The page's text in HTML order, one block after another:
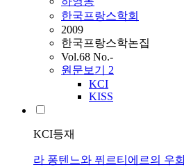
한국프랑스학회
2009
한국프랑스학논집
Vol.68 No.-
원문보기 2
KCI
KISS
KCI등재
라 퐁텐느와 퓌르티에르의 우